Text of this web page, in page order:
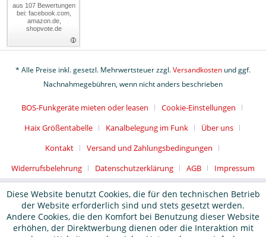
aus 107 Bewertungen
bei: facebook.com,
amazon.de,
shopvote.de
* Alle Preise inkl. gesetzl. Mehrwertsteuer zzgl.Versandkosten und ggf.
Nachnahmegebühren, wenn nicht anders beschrieben
BOS-Funkgeräte mieten oder leasen
Cookie-Einstellungen
Haix Größentabelle
Kanalbelegung im Funk
Über uns
Kontakt
Versand und Zahlungsbedingungen
Widerrufsbelehrung
Datenschutzerklärung AGB Impressum
Diese Website benutzt Cookies, die für den technischen Betrieb
der Website erforderlich sind und stets gesetzt werden.
Andere Cookies, die den Komfort bei Benutzung dieser Website
erhöhen, der Direktwerbung dienen oder die Interaktion mit